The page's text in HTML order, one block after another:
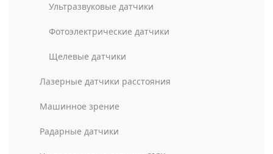
Ультразвуковые датчики
Фотоэлектрические датчики
Щелевые датчики
Лазерные датчики расстояния
Машинное зрение
Радарные датчики